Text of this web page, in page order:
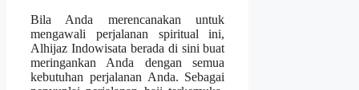
Bila Anda merencanakan untuk
mengawali perjalanan spiritual ini,
Alhijaz Indowisata berada di sini buat
meringankan Anda dengan semua
kebutuhan perjalanan Anda. Sebagai